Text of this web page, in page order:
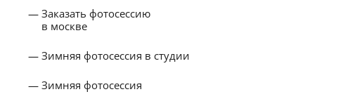
Заказать фотосессию
в москве
Зимняя фотосессия в студии
Зимняя фотосессия